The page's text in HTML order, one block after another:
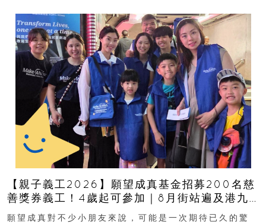
【親子義工2026】願望成真基金招募200名慈
善獎券義工！4歲起可參加｜8月街站遍及港九
新界
願望成真對不少小朋友來說，可能是一次期待已久的驚